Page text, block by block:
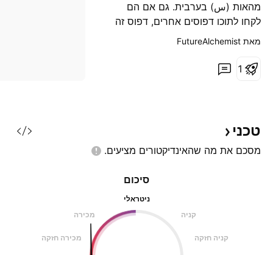
מהאות (س) בערבית. גם אם הם
לקחו לתוכו דפוסים אחרים, דפוס זה
הוא זה שיקבע כעת ביעילות את
בתבנית הגביע, אנו יכולים לקבוע את
מאת ‎FutureAlchemist‎
1
טכני
מסכם את מה שהאינדיקטורים מציעים.
סיכום
ניטראלי
מכירה
קניה
מכירה חזקה קניה חזקה